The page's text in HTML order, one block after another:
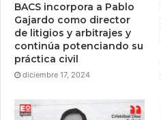
BACS incorpora a Pablo
Gajardo como director
de litigios y arbitrajes y
continúa potenciando su
práctica civil
diciembre 17, 2024